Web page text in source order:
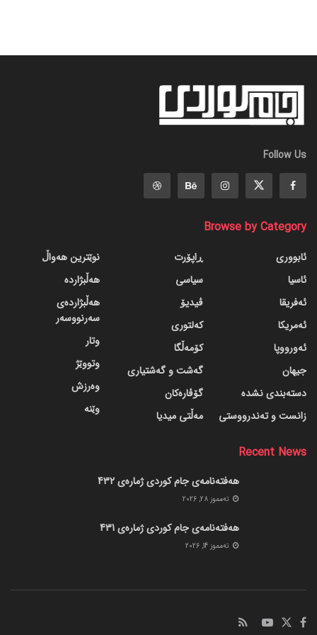
Follow Us
Browse by Category
ئابووری
ئاسیا
ئەفریقا
ئەمریکا
ئەورووپا
جیهان
دسته‌بندی نشده
زانست و تەندرووستی
ڕاپۆرت
سیاسی
ڤیدیۆ
کەلتوری
کۆمەڵگا
گه‌شت و گه‌شتیاری
گۆڤاره‌کان
مەڵتی میدیا
نوێترین هەواڵ
هەڵبژاردە
هەڵبژاردەی
سەرنووسەر
وتار
وتووێژ
وەرزش
وێنە
Recent News
هەفتەنامەی جام کوردی ژمارەی 432
ته‌مموز 28, 2026
هەفتەنامەی جام کوردی ژمارەی 431
ته‌مموز 14, 2026